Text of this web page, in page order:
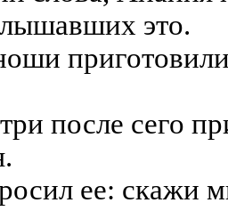
это.
после сего
ее: скажи